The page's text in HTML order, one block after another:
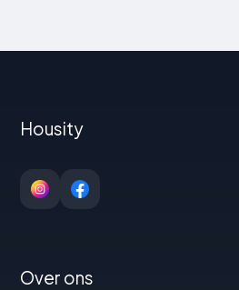
Housity
Over ons